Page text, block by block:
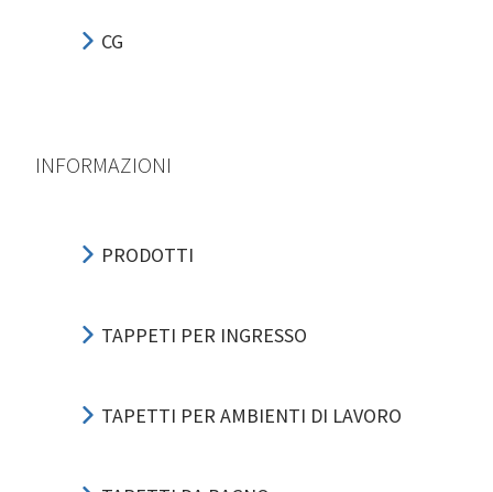
CG
INFORMAZIONI
PRODOTTI
TAPPETI PER INGRESSO
TAPETTI PER AMBIENTI DI LAVORO